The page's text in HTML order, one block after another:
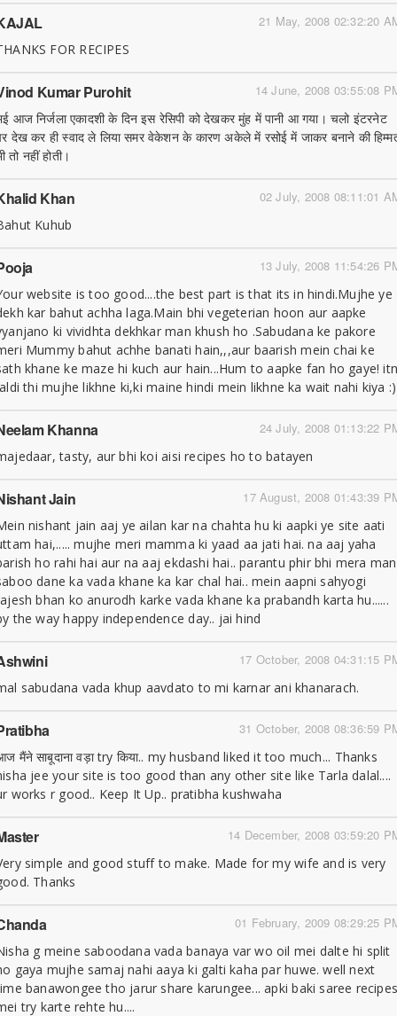
21 May, 2008 02:32:20
FOR RECIPES
14 June, 2008 03:55:08
Kumar Purohit
आज निर्जला एकादशी के दिन इस रेसिपी को देखकर मुंह में पानी आ गया। चलो इंटरनेट
देख कर ही स्वाद ले लिया समर वेकेशन के कारण अकेले में रसोई में जाकर बनाने की
तो नहीं होती।
02 July, 2008 08:11:01
Khan
Kuhub
13 July, 2008 11:54:26
website is too good....the best part is that its in hindi.Mujhe ye
kar bahut achha laga.Main bhi vegeterian hoon aur aapke
ki vividhta dekhkar man khush ho .Sabudana ke pakore
Mummy bahut achhe banati hain,,,aur baarish mein chai ke
khane ke maze hi kuch aur hain...Hum to aapke fan ho gaye!
thi mujhe likhne ki,ki maine hindi mein likhne ka wait nahi kiya :)
24 July, 2008 01:13:22
Khanna
tasty, aur bhi koi aisi recipes ho to batayen
17 August, 2008 01:43:39
Jain
nishant jain aaj ye ailan kar na chahta hu ki aapki ye site aati
hai,..... mujhe meri mamma ki yaad aa jati hai. na aaj yaha
ho rahi hai aur na aaj ekdashi hai.. parantu phir bhi mera man
dane ka vada khane ka kar chal hai.. mein aapni sahyogi
bhan ko anurodh karke vada khane ka prabandh karta hu......
the way happy independence day.. jai hind
17 October, 2008 04:31:15
sabudana vada khup aavdato to mi karnar ani khanarach.
31 October, 2008 08:36:59
मैंने साबूदाना वड़ा try किया.. my husband liked it too much... Thanks
jee your site is too good than any other site like Tarla dalal....
works r good.. Keep It Up.. pratibha kushwaha
14 December, 2008 03:59:20
simple and good stuff to make. Made for my wife and is very
Thanks
01 February, 2009 08:29:25
g meine saboodana vada banaya var wo oil mei dalte hi split
gaya mujhe samaj nahi aaya ki galti kaha par huwe. well next
banawongee tho jarur share karungee... apki baki saree
try karte rehte hu....